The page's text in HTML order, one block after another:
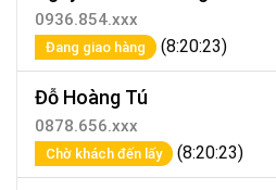
0936.854.xxx
Đang giao hàng (8:20:23)
Đỗ Hoàng Tú
0878.656.xxx
Chờ khách đến lấy (8:20:23)